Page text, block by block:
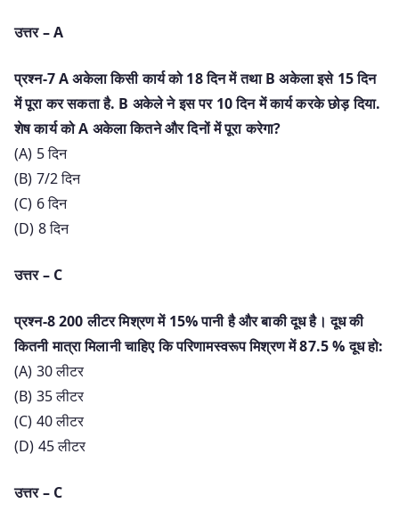
उत्तर – A
प्रश्न-7 A अकेला किसी कार्य को 18 दिन में तथा B अकेला इसे 15 दिन
में पूरा कर सकता है. B अकेले ने इस पर 10 दिन में कार्य करके छोड़ दिया.
शेष कार्य को A अकेला कितने और दिनों में पूरा करेगा?
(A) 5 दिन
(B) 7/2 दिन
(C) 6 दिन
(D) 8 दिन
उत्तर – C
प्रश्न-8 200 लीटर मिश्रण में 15% पानी है और बाकी दूध है। दूध की
कितनी मात्रा मिलानी चाहिए कि परिणामस्वरूप मिश्रण में 87.5 % दूध हो:
(A) 30 लीटर
(B) 35 लीटर
(C) 40 लीटर
(D) 45 लीटर
उत्तर – C